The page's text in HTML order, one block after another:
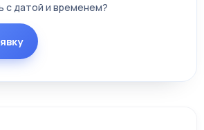
профессиональное
зубов в
клинике на
Актуальный
с датой и временем?